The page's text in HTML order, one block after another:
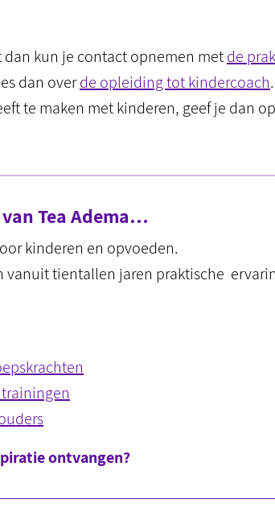
kun je contact opnemen metde
dan overde opleiding tot kindercoach
te maken met kinderen, geef je dan
Tea Adema…
kinderen en opvoeden.
vanuit tientallen jaren praktische
ontvangen?